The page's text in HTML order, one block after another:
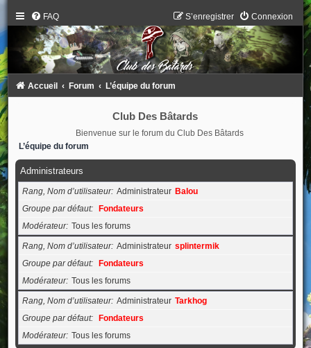
FAQ Connexion
S’enregistrer
Accueil Forum L’équipe du forum
Club Des Bâtards
Bienvenue sur le forum du Club Des Bâtards
L’équipe du forum
Administrateurs
Rang, Nom d’utilisateur Administrateur Balou
Groupe par défaut
Fondateurs
Modérateur Tous les forums
Rang, Nom d’utilisateur Administrateur splintermik
Groupe par défaut
Fondateurs
Modérateur Tous les forums
Rang, Nom d’utilisateur Administrateur Tarkhog
Groupe par défaut
Fondateurs
Modérateur Tous les forums